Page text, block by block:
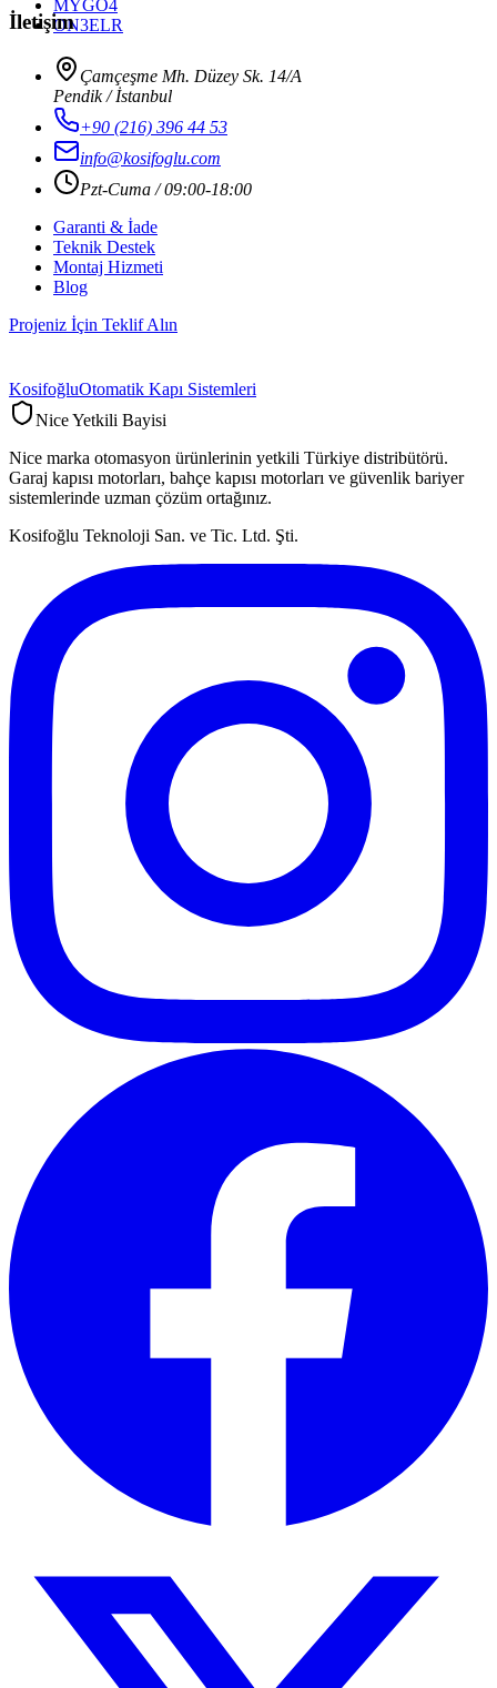
MYGO4
ON3ELR
İletişim
Çamçeşme Mh. Düzey Sk. 14/A
Pendik / İstanbul
+90 (216) 396 44 53
info@kosifoglu.com
Pzt-Cuma / 09:00-18:00
Garanti & İade
Teknik Destek
Montaj Hizmeti
Blog
Projeniz İçin Teklif Alın
KosifoğluOtomatik Kapı Sistemleri
Nice Yetkili Bayisi
Nice marka otomasyon ürünlerinin yetkili Türkiye distribütörü.
Garaj kapısı motorları, bahçe kapısı motorları ve güvenlik bariyer
sistemlerinde uzman çözüm ortağınız.
Kosifoğlu Teknoloji San. ve Tic. Ltd. Şti.